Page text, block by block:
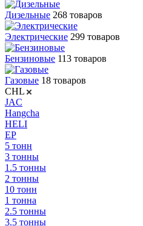
Дизельные 268 товаров
Электрические 299 товаров
Бензиновые 113 товаров
Газовые 18 товаров
CHL
JAC
Hangcha
HELI
EP
5 тонн
3 тонны
1.5 тонны
2 тонны
10 тонн
1 тонна
2.5 тонны
3.5 тонны